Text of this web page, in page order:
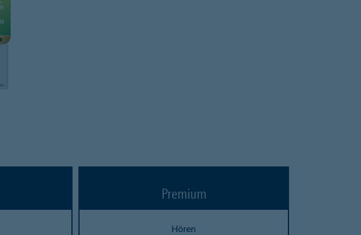
Premium
Hören